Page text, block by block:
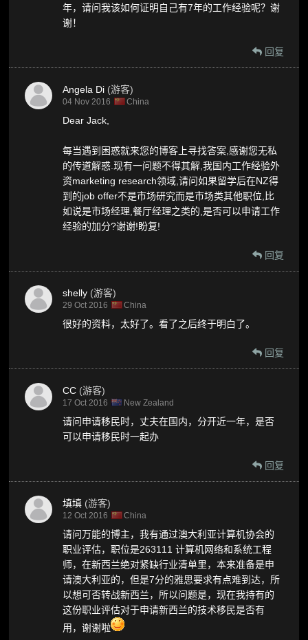
年，请问我该如何证明自己有7年的工作经验呢？谢
谢！
回复
Angela Di (游客)
04 Nov 2016 China
Dear Jack,
每当遇到困惑就来您的博客上寻找答案,感谢您无私
的传道解惑.现有一问题不得其解,我国内工作经验外
资marketing research领域,请问如果留学后在NZ得
到的job offer不是市场研究而是市场类其他职位,比
如说是市场经理,餐厅经理之类的,是否可以申请工作
经验的加分?谢谢!盼复!
回复
shelly (游客)
29 Oct 2016 China
很好的资料，太好了。看了之后终于明白了。
回复
CC (游客)
17 Oct 2016 New Zealand
请问申请移民时，丈夫在国内，分开近一年，是否
可以申请移民时一起办
回复
填填 (游客)
12 Oct 2016 China
请问万能的博主，我有通过澳大利亚计算机协会的
职业评估，职位是263111 计算机网络和系统工程
师，在新西兰绝对紧缺行业清单里，本来准备是申
请澳大利亚的，但是7分的雅思要求有点难到达，所
以想可否转战新西兰，所以问题是，现在我持有的
这份职业评估对于申请新西兰的技术移民是否有
用，谢谢啦